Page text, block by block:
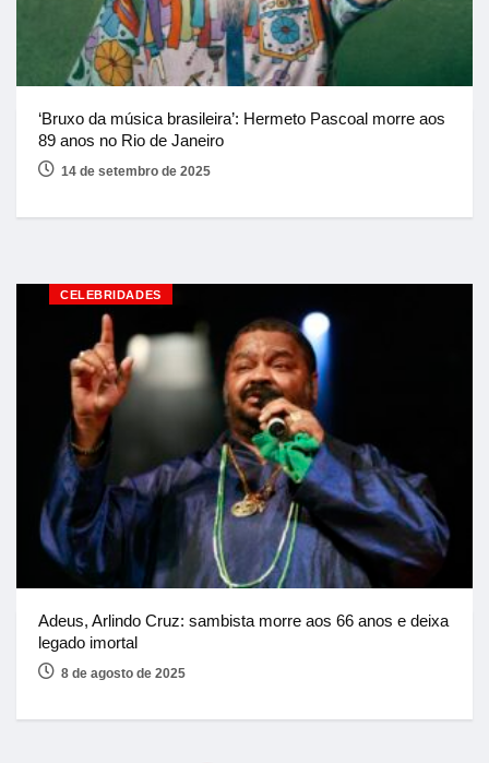
‘Bruxo da música brasileira’: Hermeto Pascoal morre aos
89 anos no Rio de Janeiro
14 de setembro de 2025
CELEBRIDADES
Adeus, Arlindo Cruz: sambista morre aos 66 anos e deixa
legado imortal
8 de agosto de 2025